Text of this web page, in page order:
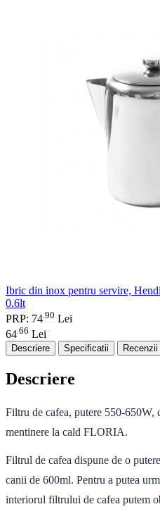
Ibric din inox pentru servire,
0.6lt
PRP: 74 90 Lei
64 66 Lei
Descriere Specificatii Recenzii
Descriere
Filtru de cafea, putere 550-650W,
mentinere la cald FLORIA.
Filtrul de cafea dispune de o
canii de 600ml. Pentru a putea
interiorul filtrului de cafea putem